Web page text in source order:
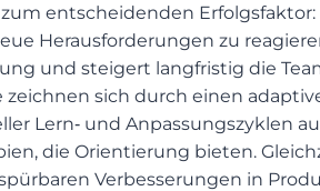
entscheidenden Erfolgsfaktor:
Herausforderungen zu
und steigert langfristig die
sich durch einen
Lern‑ und Anpassungszyklen
die Orientierung bieten.
Verbesserungen in